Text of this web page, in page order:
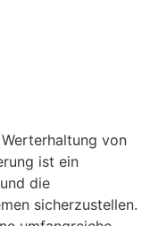
von
ist ein
die
sicherzustellen.